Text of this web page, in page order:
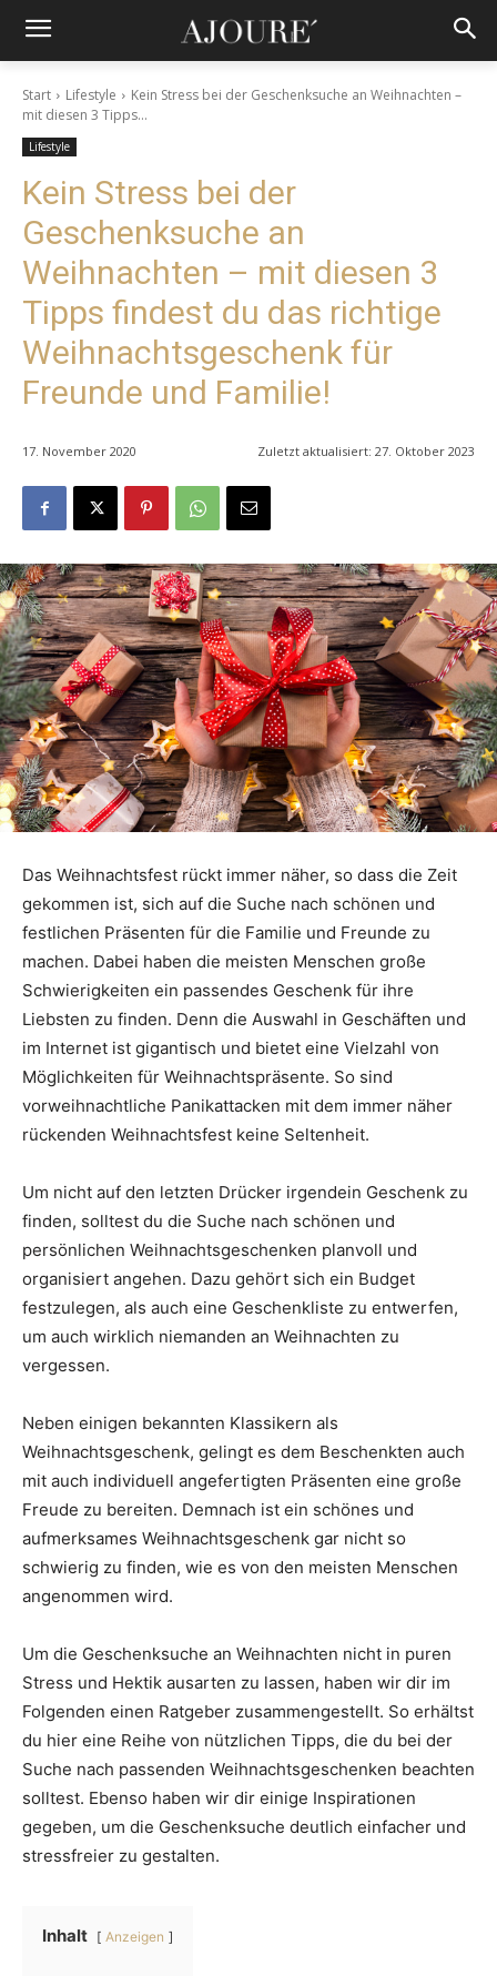
Start Lifestyle
Kein Stress bei der Geschenksuche an Weihnachten –
mit diesen 3 Tipps...
Lifestyle
Kein Stress bei der
Geschenksuche an
Weihnachten – mit diesen 3
Tipps findest du das richtige
Weihnachtsgeschenk für
Freunde und Familie!
17. November 2020 Zuletzt aktualisiert: 27. Oktober 2023
Das Weihnachtsfest rückt immer näher, so dass die Zeit
gekommen ist, sich auf die Suche nach schönen und
festlichen Präsenten für die Familie und Freunde zu
machen. Dabei haben die meisten Menschen große
Schwierigkeiten ein passendes Geschenk für ihre
Liebsten zu finden. Denn die Auswahl in Geschäften und
im Internet ist gigantisch und bietet eine Vielzahl von
Möglichkeiten für Weihnachtspräsente. So sind
vorweihnachtliche Panikattacken mit dem immer näher
rückenden Weihnachtsfest keine Seltenheit.
Um nicht auf den letzten Drücker irgendein Geschenk zu
finden, solltest du die Suche nach schönen und
persönlichen Weihnachtsgeschenken planvoll und
organisiert angehen. Dazu gehört sich ein Budget
festzulegen, als auch eine Geschenkliste zu entwerfen,
um auch wirklich niemanden an Weihnachten zu
vergessen.
Neben einigen bekannten Klassikern als
Weihnachtsgeschenk, gelingt es dem Beschenkten auch
mit auch individuell angefertigten Präsenten eine große
Freude zu bereiten. Demnach ist ein schönes und
aufmerksames Weihnachtsgeschenk gar nicht so
schwierig zu finden, wie es von den meisten Menschen
angenommen wird.
Um die Geschenksuche an Weihnachten nicht in puren
Stress und Hektik ausarten zu lassen, haben wir dir im
Folgenden einen Ratgeber zusammengestellt. So erhältst
du hier eine Reihe von nützlichen Tipps, die du bei der
Suche nach passenden Weihnachtsgeschenken beachten
solltest. Ebenso haben wir dir einige Inspirationen
gegeben, um die Geschenksuche deutlich einfacher und
stressfreier zu gestalten.
Inhalt Anzeigen